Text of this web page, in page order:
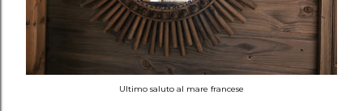
Ultimo saluto al mare francese